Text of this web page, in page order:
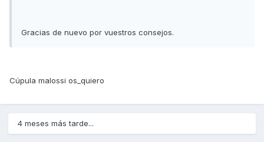
Gracias de nuevo por vuestros consejos.
Cúpula malossi os_quiero
4 meses más tarde...